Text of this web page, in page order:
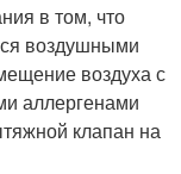
в том, что
воздушными
воздуха с
аллергенами
клапан на